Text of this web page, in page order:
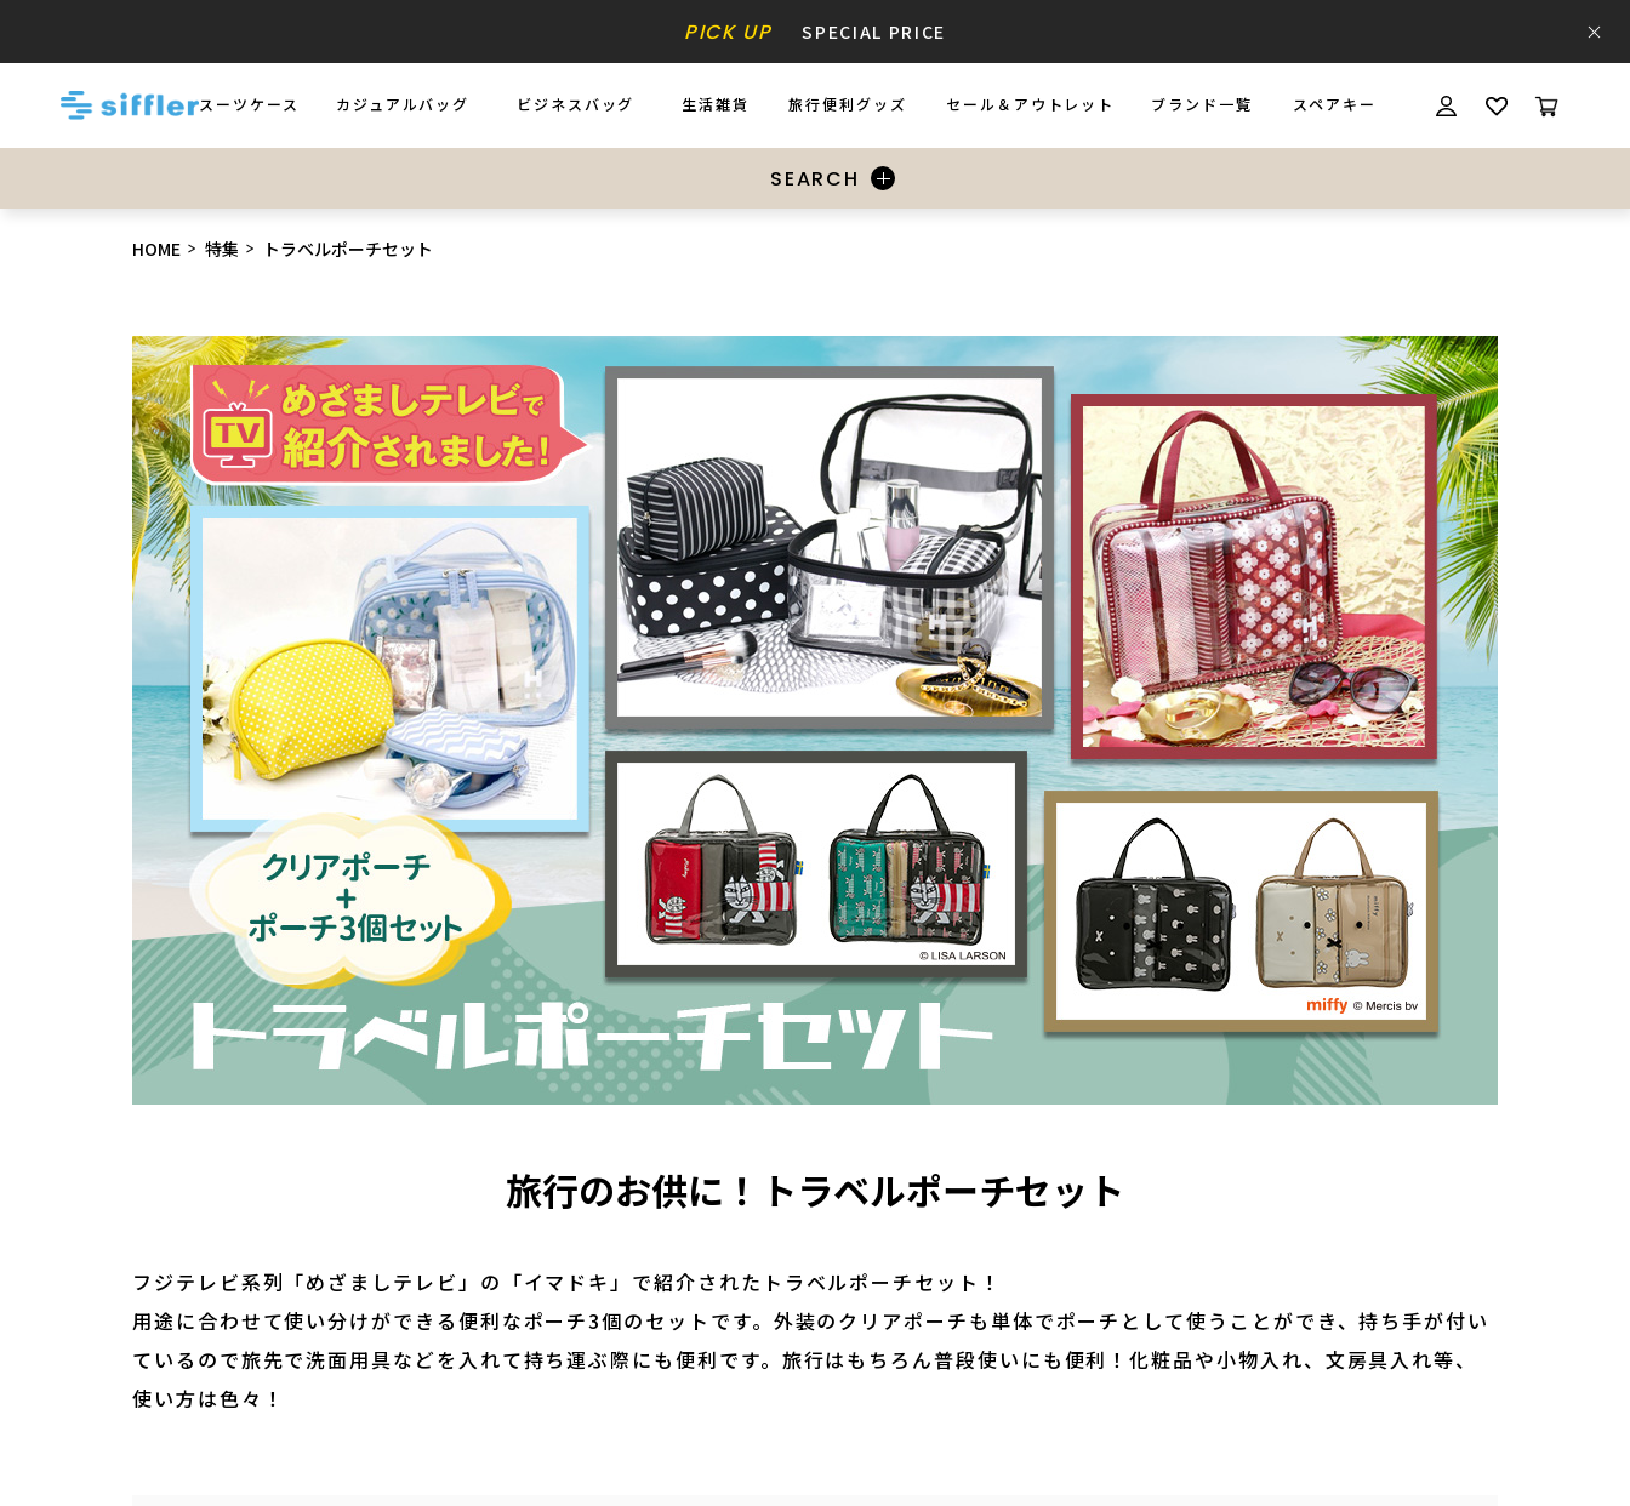
PICK UP SPECIAL PRICE
スーツケース
カジュアルバッグ
ビジネスバッグ
生活雑貨
旅行便利グッズ
セール＆アウトレット
ブランド一覧
スペアキー
SEARCH
HOME 特集 トラベルポーチセット
旅行のお供に！トラベルポーチセット
フジテレビ系列「めざましテレビ」の「イマドキ」で紹介されたトラベルポーチセット！
用途に合わせて使い分けができる便利なポーチ3個のセットです。外装のクリアポーチも単体でポーチとして使うことができ、持ち手が付い
ているので旅先で洗面用具などを入れて持ち運ぶ際にも便利です。旅行はもちろん普段使いにも便利！化粧品や小物入れ、文房具入れ等、
使い方は色々！